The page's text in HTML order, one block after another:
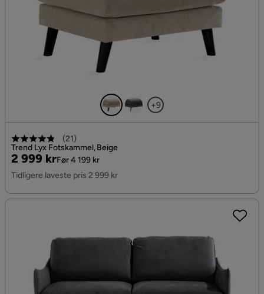
+9
(21)
Trend Lyx Fotskammel, Beige
Pris
2 999 kr
Original
Pris
Før 4 199 kr
Tidligere laveste pris 2 999 kr